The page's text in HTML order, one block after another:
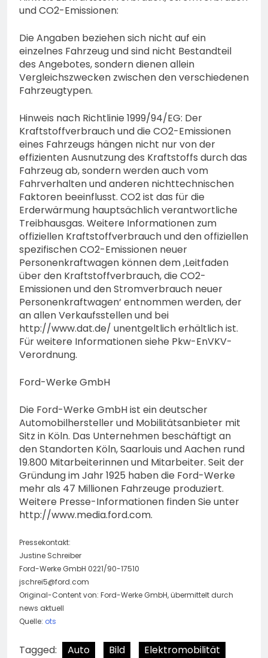
und CO2-Emissionen:
Die Angaben beziehen sich nicht auf ein
einzelnes Fahrzeug und sind nicht Bestandteil
des Angebotes, sondern dienen allein
Vergleichszwecken zwischen den verschiedenen
Fahrzeugtypen.
Hinweis nach Richtlinie 1999/94/EG: Der
Kraftstoffverbrauch und die CO2-Emissionen
eines Fahrzeugs hängen nicht nur von der
effizienten Ausnutzung des Kraftstoffs durch das
Fahrzeug ab, sondern werden auch vom
Fahrverhalten und anderen nichttechnischen
Faktoren beeinflusst. CO2 ist das für die
Erderwärmung hauptsächlich verantwortliche
Treibhausgas. Weitere Informationen zum
offiziellen Kraftstoffverbrauch und den offiziellen
spezifischen CO2-Emissionen neuer
Personenkraftwagen können dem ‚Leitfaden
über den Kraftstoffverbrauch, die CO2-
Emissionen und den Stromverbrauch neuer
Personenkraftwagen‘ entnommen werden, der
an allen Verkaufsstellen und bei
http://www.dat.de/ unentgeltlich erhältlich ist.
Für weitere Informationen siehe Pkw-EnVKV-
Verordnung.
Ford-Werke GmbH
Die Ford-Werke GmbH ist ein deutscher
Automobilhersteller und Mobilitätsanbieter mit
Sitz in Köln. Das Unternehmen beschäftigt an
den Standorten Köln, Saarlouis und Aachen rund
19.800 Mitarbeiterinnen und Mitarbeiter. Seit der
Gründung im Jahr 1925 haben die Ford-Werke
mehr als 47 Millionen Fahrzeuge produziert.
Weitere Presse-Informationen finden Sie unter
http://www.media.ford.com.
Pressekontakt:
Justine Schreiber
Ford-Werke GmbH 0221/90-17510
jschrei5@ford.com
Original-Content von: Ford-Werke GmbH, übermittelt durch
news aktuell
Quelle: ots
Tagged: Auto Bild
Elektromobilität